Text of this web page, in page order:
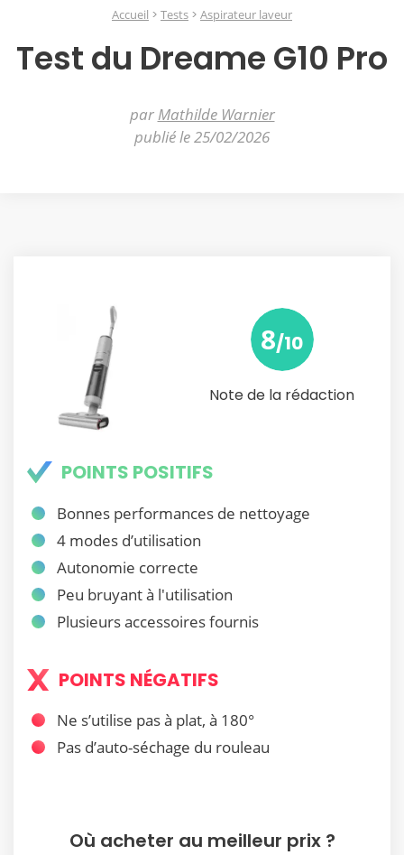
Accueil Tests Aspirateur laveur
Test du Dreame G10 Pro
par Mathilde Warnier
publié le 25/02/2026
8/10
Note de la rédaction
Où acheter au meilleur prix ?
POINTS POSITIFS
Bonnes performances de nettoyage
4 modes d’utilisation
Autonomie correcte
Peu bruyant à l'utilisation
Plusieurs accessoires fournis
POINTS NÉGATIFS
Ne s’utilise pas à plat, à 180°
Pas d’auto-séchage du rouleau